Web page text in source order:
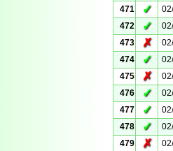
471
✓
472
✓
473
✗
474
✓
475
✗
476
✓
477
✓
478
✓
479
✗